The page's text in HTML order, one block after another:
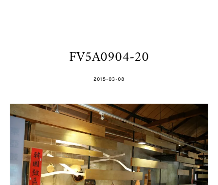
FV5A0904-20
POSTED
2015-03-08